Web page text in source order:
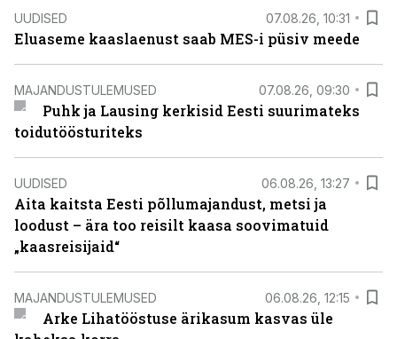
UUDISED 07.08.26, 10:31
Eluaseme kaaslaenust saab MES-i püsiv meede
MAJANDUSTULEMUSED 07.08.26, 09:30
Puhk ja Lausing kerkisid Eesti suurimateks
toidutöösturiteks
UUDISED 06.08.26, 13:27
Aita kaitsta Eesti põllumajandust, metsi ja
loodust – ära too reisilt kaasa soovimatuid
„kaasreisijaid“
MAJANDUSTULEMUSED 06.08.26, 12:15
Arke Lihatööstuse ärikasum kasvas üle